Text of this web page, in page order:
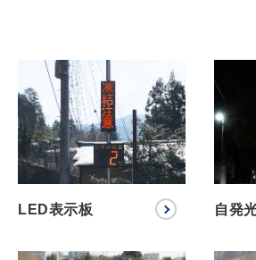
LED表示板 自発